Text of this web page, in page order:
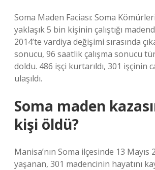
Soma Maden Faciası: Soma
yaklaşık 5 bin kişinin çalıştığı
2014’te vardiya değişimi sırasında
sonucu, 96 saatlik çalışma sonucu
doldu. 486 işçi kurtarıldı, 301 işçinin
ulaşıldı.
Soma maden
kişi öldü?
Manisa’nın Soma ilçesinde 13 Mayıs
yaşanan, 301 madencinin hayatını